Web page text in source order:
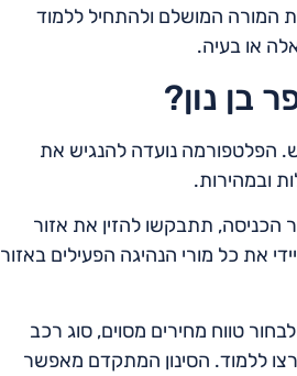
המורה המושלם ולהתחיל ללמוד
או בעיה.
בן נון?
הפלטפורמה נועדה להנגיש את
ובמהירות.
הכניסה, תתבקשו להזין את אזור
את כל מורי הנהיגה הפעילים באזור
טווח מחירים מסוים, סוג רכב
תרצו ללמוד. הסינון המתקדם מאפשר